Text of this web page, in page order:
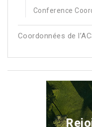
Conference
Coordonnées de